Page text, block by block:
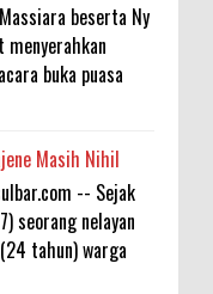
beserta Ny
menyerahkan
buka puasa
Masih Nihil
-- Sejak
seorang nelayan
tahun) warga